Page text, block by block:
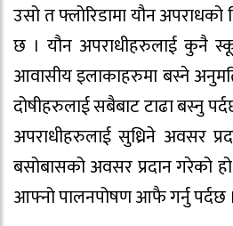
उसो त फ्लोरिडामा यौन
छ । यौन अपराधीहरुलाई कुनै
आवासीय इलाकाहरुमा बस्ने
दोषीहरुलाई सबैबाट टाढा बस्नु
अपराधीहरुलाई सुध्रिने अवसर
बसोबासको अवसर प्रदान गरेको
आफ्नो पालनपोषण आफै गर्नु पर्दछ ।